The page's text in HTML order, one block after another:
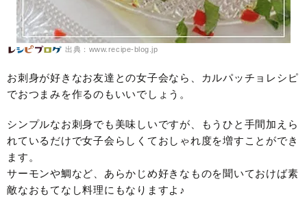
出典：www.recipe-blog.jp
お刺身が好きなお友達との女子会なら、カルパッチョレシピ
でおつまみを作るのもいいでしょう。
シンプルなお刺身でも美味しいですが、もうひと手間加えら
れているだけで女子会らしくておしゃれ度を増すことができ
ます。
サーモンや鯛など、あらかじめ好きなものを聞いておけば素
敵なおもてなし料理にもなりますよ♪